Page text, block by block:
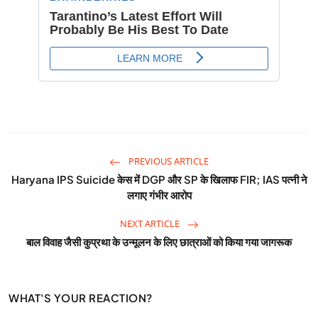
PREVIOUS ARTICLE
Haryana IPS Suicide केस में DGP और SP के खिलाफ FIR; IAS पत्नी ने
लगाए गंभीर आरोप
NEXT ARTICLE
बाल विवाह जैसी कुप्रथा के उन्मूलन के लिए छात्राओं को किया गया जागरूक
WHAT'S YOUR REACTION?